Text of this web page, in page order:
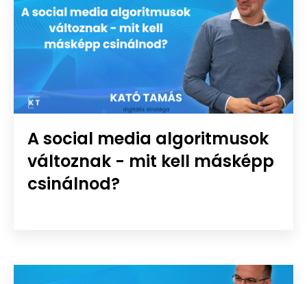
A social media algoritmusok
változnak - mit kell másképp
csinálnod?